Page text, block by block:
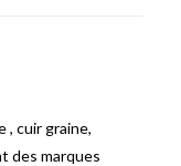
, cuir graine,
des marques